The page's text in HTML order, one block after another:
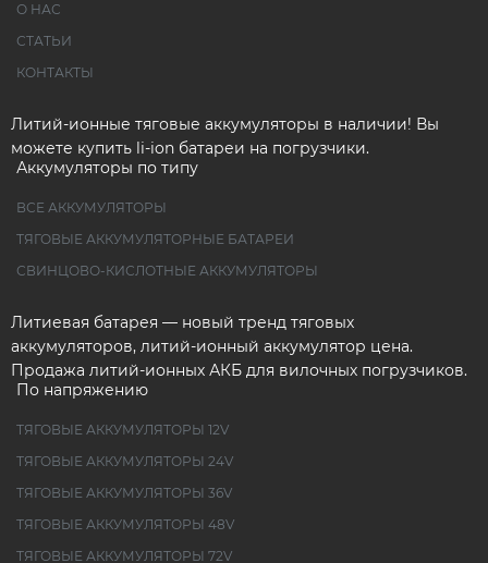
О НАС
СТАТЬИ
КОНТАКТЫ
Литий-ионные тяговые аккумуляторы в наличии! Вы
можете купить li-ion батареи на погрузчики.
Аккумуляторы по типу
ВСЕ АККУМУЛЯТОРЫ
ТЯГОВЫЕ АККУМУЛЯТОРНЫЕ БАТАРЕИ
СВИНЦОВО-КИСЛОТНЫЕ АККУМУЛЯТОРЫ
Литиевая батарея — новый тренд тяговых
аккумуляторов, литий-ионный аккумулятор цена.
Продажа литий-ионных АКБ для вилочных погрузчиков.
По напряжению
ТЯГОВЫЕ АККУМУЛЯТОРЫ 12V
ТЯГОВЫЕ АККУМУЛЯТОРЫ 24V
ТЯГОВЫЕ АККУМУЛЯТОРЫ 36V
ТЯГОВЫЕ АККУМУЛЯТОРЫ 48V
ТЯГОВЫЕ АККУМУЛЯТОРЫ 72V